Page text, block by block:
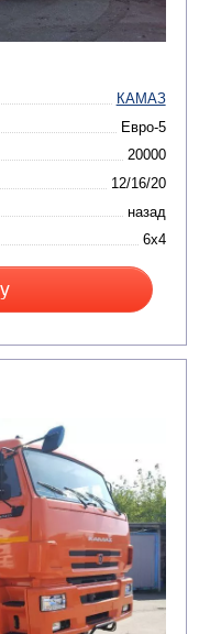
аэродромные(1)
Автоцистерны для
Нефтепромысловые
Автокраны
Крано-
установки (КМУ)(36)
КОММУНАЛЬНАЯ
ТЕХНИКА